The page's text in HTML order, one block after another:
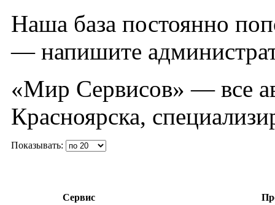
Наша база постоянно
— напишите
«Мир Сервисов» — все
Красноярска,
Показывать:
Сервис